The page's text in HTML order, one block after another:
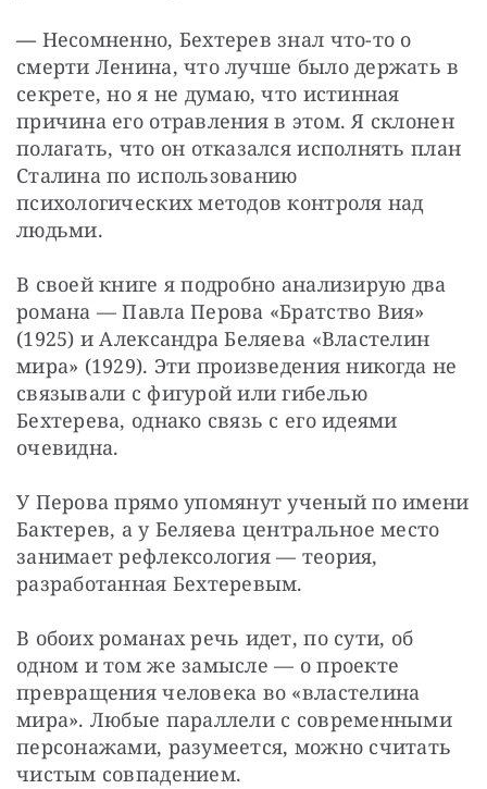
— Несомненно, Бехтерев знал что-то о
смерти Ленина, что лучше было держать в
секрете, но я не думаю, что истинная
причина его отравления в этом. Я склонен
полагать, что он отказался исполнять план
Сталина по использованию
психологических методов контроля над
людьми.
В своей книге я подробно анализирую два
романа — Павла Перова «Братство Вия»
(1925) и Александра Беляева «Властелин
мира» (1929). Эти произведения никогда не
связывали с фигурой или гибелью
Бехтерева, однако связь с его идеями
очевидна.
У Перова прямо упомянут ученый по имени
Бактерев, а у Беляева центральное место
занимает рефлексология — теория,
разработанная Бехтеревым.
В обоих романах речь идет, по сути, об
одном и том же замысле — о проекте
превращения человека во «властелина
мира». Любые параллели с современными
персонажами, разумеется, можно считать
чистым совпадением.